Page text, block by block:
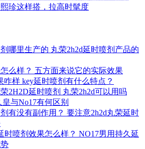
珍这样搭，拉高时髦度
哪里生产的 丸荣2h2d延时喷剂产品的
么样？ 五方面来说它的实际效果
咋样 key延时喷剂有什么特点？
2H2D延时喷剂 丸荣2h2d可以用吗
与No17有何区别
有没有副作用？ 要注意2h2d丸荣延时
时喷剂效果怎么样？ NO17男用持久延